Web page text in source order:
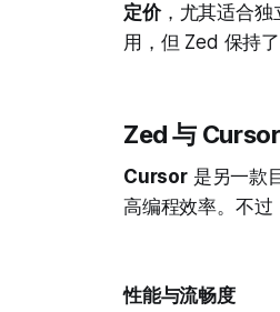
定价，尤其适合独
用，但 Zed 保持了
Zed 与
Cursor是另一款
高编程效率。不过
性能与流畅度